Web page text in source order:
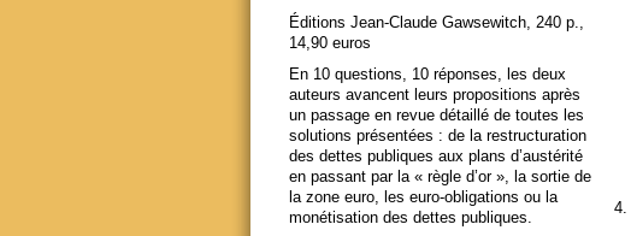
Éditions Jean-Claude Gawsewitch, 240 p.,
14,90 euros
En 10 questions, 10 réponses, les deux
auteurs avancent leurs propositions après
un passage en revue détaillé de toutes les
solutions présentées : de la restructuration
des dettes publiques aux plans d’austérité
en passant par la « règle d’or », la sortie de
la zone euro, les euro-obligations ou la
monétisation des dettes publiques.